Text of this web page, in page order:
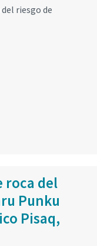
riesgo de
roca del
Punku
Pisaq,